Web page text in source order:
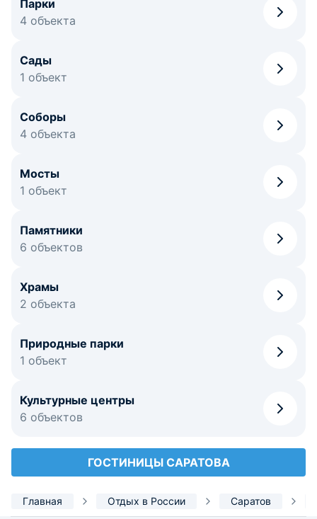
Парки
4 объекта
Сады
1 объект
Соборы
4 объекта
Мосты
1 объект
Памятники
6 объектов
Храмы
2 объекта
Природные парки
1 объект
Культурные центры
6 объектов
ГОСТИНИЦЫ САРАТОВА
Главная Отдых в России Саратов